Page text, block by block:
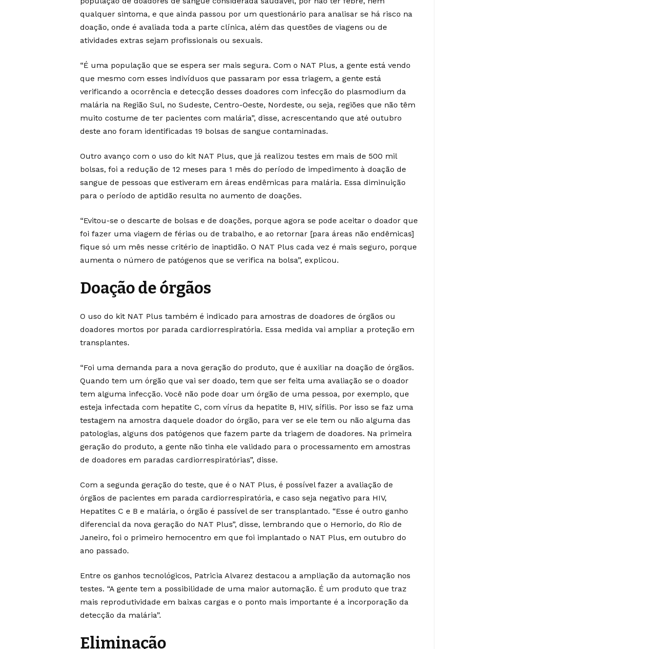
qualquer sintoma, e que ainda passou por um questionário para analisar se há risco na
doação, onde é avaliada toda a parte clínica, além das questões de viagens ou de
atividades extras sejam profissionais ou sexuais.
“É uma população que se espera ser mais segura. Com o NAT Plus, a gente está vendo
que mesmo com esses indivíduos que passaram por essa triagem, a gente está
verificando a ocorrência e detecção desses doadores com infecção do plasmodium da
malária na Região Sul, no Sudeste, Centro-Oeste, Nordeste, ou seja, regiões que não têm
muito costume de ter pacientes com malária”, disse, acrescentando que até outubro
deste ano foram identificadas 19 bolsas de sangue contaminadas.
Outro avanço com o uso do kit NAT Plus, que já realizou testes em mais de 500 mil
bolsas, foi a redução de 12 meses para 1 mês do período de impedimento à doação de
sangue de pessoas que estiveram em áreas endêmicas para malária. Essa diminuição
para o período de aptidão resulta no aumento de doações.
“Evitou-se o descarte de bolsas e de doações, porque agora se pode aceitar o doador que
foi fazer uma viagem de férias ou de trabalho, e ao retornar [para áreas não endêmicas]
fique só um mês nesse critério de inaptidão. O NAT Plus cada vez é mais seguro, porque
aumenta o número de patógenos que se verifica na bolsa”, explicou.
Doação de órgãos
O uso do kit NAT Plus também é indicado para amostras de doadores de órgãos ou
doadores mortos por parada cardiorrespiratória. Essa medida vai ampliar a proteção em
transplantes.
“Foi uma demanda para a nova geração do produto, que é auxiliar na doação de órgãos.
Quando tem um órgão que vai ser doado, tem que ser feita uma avaliação se o doador
tem alguma infecção. Você não pode doar um órgão de uma pessoa, por exemplo, que
esteja infectada com hepatite C, com vírus da hepatite B, HIV, sífilis. Por isso se faz uma
testagem na amostra daquele doador do órgão, para ver se ele tem ou não alguma das
patologias, alguns dos patógenos que fazem parte da triagem de doadores. Na primeira
geração do produto, a gente não tinha ele validado para o processamento em amostras
de doadores em paradas cardiorrespiratórias”, disse.
Com a segunda geração do teste, que é o NAT Plus, é possível fazer a avaliação de
órgãos de pacientes em parada cardiorrespiratória, e caso seja negativo para HIV,
Hepatites C e B e malária, o órgão é passível de ser transplantado. “Esse é outro ganho
diferencial da nova geração do NAT Plus”, disse, lembrando que o Hemorio, do Rio de
Janeiro, foi o primeiro hemocentro em que foi implantado o NAT Plus, em outubro do
ano passado.
Entre os ganhos tecnológicos, Patricia Alvarez destacou a ampliação da automação nos
testes. “A gente tem a possibilidade de uma maior automação. É um produto que traz
mais reprodutividade em baixas cargas e o ponto mais importante é a incorporação da
detecção da malária”.
Eliminação